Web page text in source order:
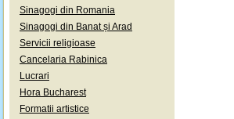
Sinagogi din Romania
Sinagogi din Banat și Arad
Servicii religioase
Cancelaria Rabinica
Lucrari
Hora Bucharest
Formatii artistice